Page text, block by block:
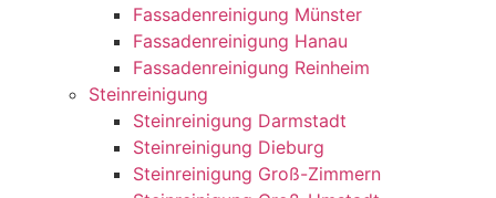
Fassadenreinigung Münster
Fassadenreinigung Hanau
Fassadenreinigung Reinheim
Steinreinigung
Steinreinigung Darmstadt
Steinreinigung Dieburg
Steinreinigung Groß-Zimmern